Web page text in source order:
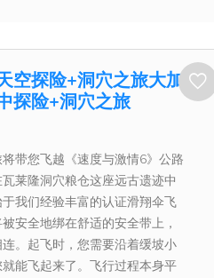
空探险+洞穴之旅大加那
探险+洞穴之旅
带您飞越《速度与激情6》公路
莱隆洞穴粮仓这座远古遗迹中
我们经验丰富的认证滑翔伞飞
安全地绑在舒适的安全带上，
。起飞时，您需要沿着缓坡小
能飞起来了。飞行过程本身平